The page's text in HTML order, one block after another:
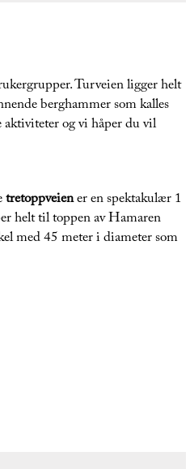
Turveien ligger helt
berghammer som kalles
og vi håper du vil
tretoppveiener en spektakulær 1
helt til toppen av Hamaren
med 45 meter i diameter som